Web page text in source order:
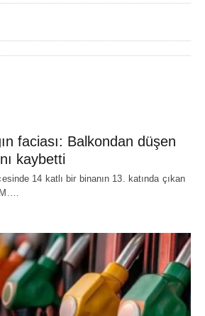
faciası: Balkondan düşen
kaybetti
14 katlı bir binanın 13. katında çıkan
M.…